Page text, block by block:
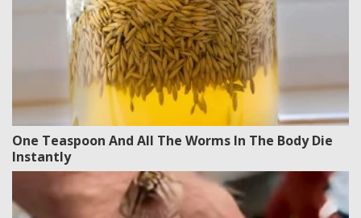
One Teaspoon And All The Worms In The Body Die
Instantly